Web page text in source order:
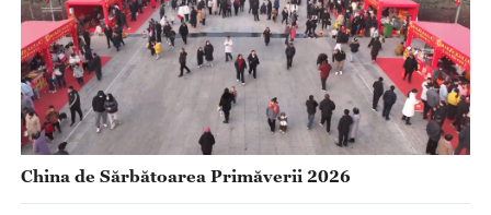
China de Sărbătoarea Primăverii 2026